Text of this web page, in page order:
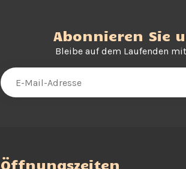
Abonnieren Sie
Bleibe auf dem Laufenden
Öffnungszeiten